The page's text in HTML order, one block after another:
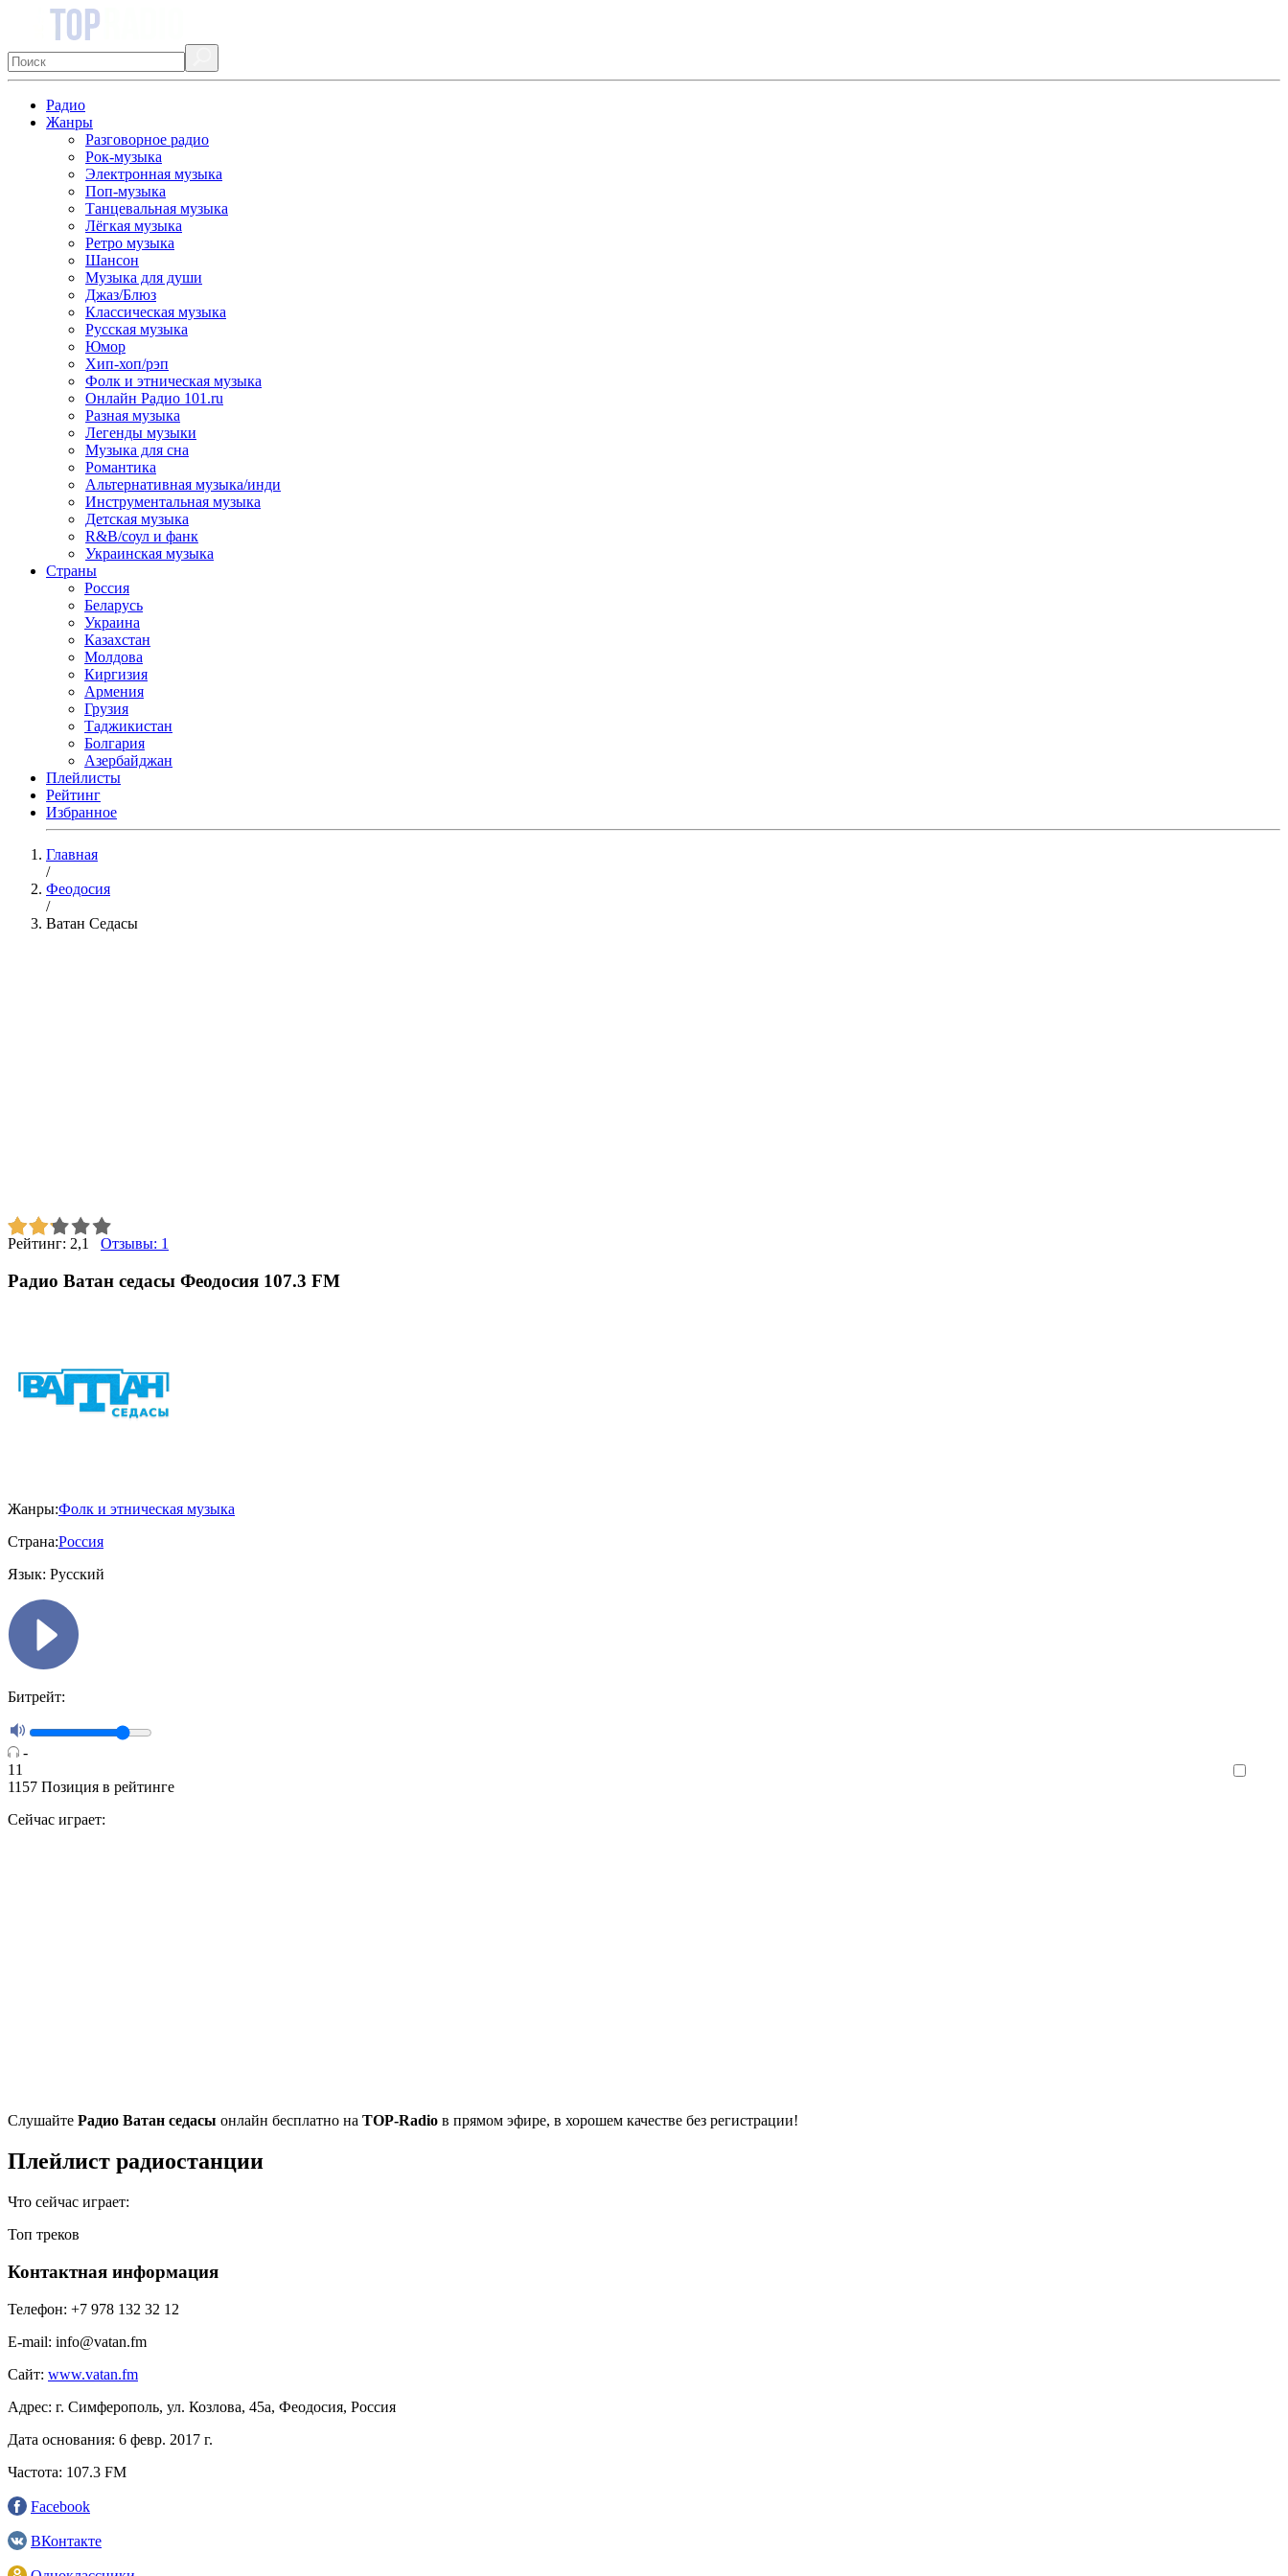
Радио
Жанры
Разговорное радио
Рок-музыка
Электронная музыка
Поп-музыка
Танцевальная музыка
Лёгкая музыка
Ретро музыка
Шансон
Музыка для души
Джаз/Блюз
Классическая музыка
Русская музыка
Юмор
Хип-хоп/рэп
Фолк и этническая музыка
Онлайн Радио 101.ru
Разная музыка
Легенды музыки
Музыка для сна
Романтика
Альтернативная музыка/инди
Инструментальная музыка
Детская музыка
R&B/cоул и фанк
Украинская музыка
Страны
Россия
Беларусь
Украина
Казахстан
Молдова
Киргизия
Армения
Грузия
Таджикистан
Болгария
Азербайджан
Плейлисты
Рейтинг
Избранное
Главная
/
Феодосия
/
Ватан Седасы
Рейтинг: 2,1 Отзывы: 1
Радио Ватан седасы Феодосия 107.3 FM
Жанры:Фолк и этническая музыка
Страна:Россия
Язык: Русский
Битрейт:
-
11
1157 Позиция в рейтинге
Сейчас играет:
Cлушайте Радио Ватан седасы онлайн бесплатно на TOP-Radio в прямом эфире, в хорошем качестве без регистрации!
Плейлист радиостанции
Что сейчас играет:
Топ треков
Контактная информация
Телефон: +7 978 132 32 12
E-mail: info@vatan.fm
Сайт: www.vatan.fm
Адрес: г. Симферополь, ул. Козлова, 45а, Феодосия, Россия
Дата основания: 6 февр. 2017 г.
Частота: 107.3 FM
Facebook
ВКонтакте